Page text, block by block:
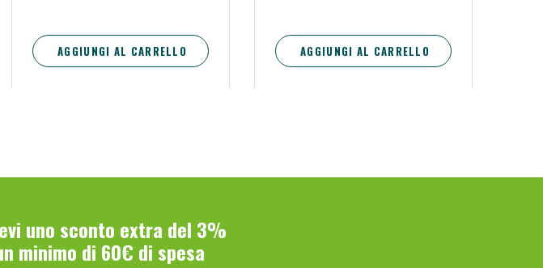
AGGIUNGI AL CARRELLO AGGIUNGI AL CARRELLO
uno sconto extra del 3%
minimo di 60€ di spesa